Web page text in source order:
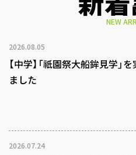
NEW
2026.08.05
【中学】「祇園祭大船鉾見学」
ました
2026.07.24